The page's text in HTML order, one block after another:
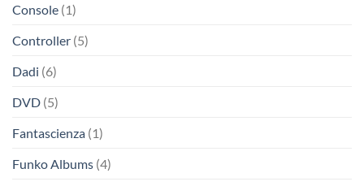
Console (1)
Controller (5)
Dadi (6)
DVD (5)
Fantascienza (1)
Funko Albums (4)